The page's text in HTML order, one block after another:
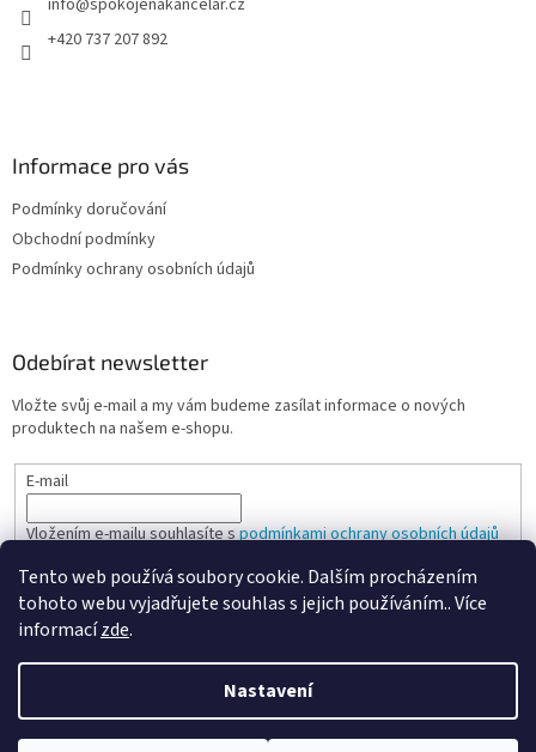
Tento web používá soubory cookie. Dalším procházením
tohoto webu vyjadřujete souhlas s jejich používáním.. Více
informacízde.
Nastavení
info@spokojenakancelar.cz
+420 737 207 892
Informace pro vás
Podmínky doručování
Obchodní podmínky
Podmínky ochrany osobních údajů
Odebírat newsletter
Vložte svůj e-mail a my vám budeme zasílat informace o nových
produktech na našem e-shopu.
E-mail
Vložením e-mailu souhlasíte spodmínkami ochrany osobních údajů
PŘIHLÁSIT SE
Vytvořil Shoptet